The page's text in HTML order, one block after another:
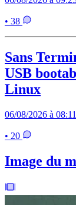
• 38
Sans
USB
Linux
06/08/2026 à 08:11
• 20
Image du